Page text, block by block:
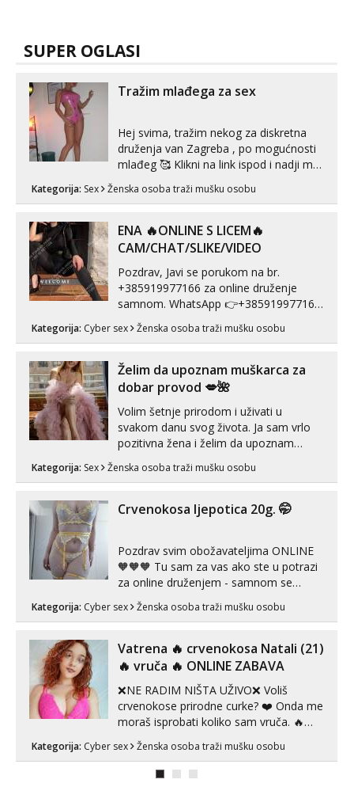
SUPER OGLASI
Tražim mlađega za sex
Hej svima, tražim nekog za diskretna
druženja van Zagreba , po mogućnosti
mlađeg 🥰 Klikni na link ispod i nadji me
Kategorija: Sex Ženska osoba traži mušku osobu
ENA 🔥ONLINE S LICEM🔥
CAM/CHAT/SLIKE/VIDEO
Pozdrav, Javi se porukom na br.
+385919977166 za online druženje
samnom. WhatsApp 👉+385919977166
Telegram 👉@enafriedrichkis Radim
videopozive s licem, solo i s partnerom,
kombinacije halteri, haljine, štikle,
samostojeće itd. Nudim svakakva videa
seksa, puš...
Kategorija: Cyber sex Ženska osoba traži mušku osobu
Želim da upoznam muškarca za
dobar provod 💋🌺
Volim šetnje prirodom i uživati u
svakom danu svog života. Ja sam vrlo
pozitivna žena i želim da upoznam
može i nešto više.💋🌺 Klikni na link
Kategorija: Sex Ženska osoba traži mušku osobu
Crvenokosa ljepotica 20g. 🤭
Pozdrav svim obožavateljima ONLINE
🧡🧡🧡 Tu sam za vas ako ste u potrazi
za online druženjem - samnom se
možete zabaviti preko videopoziva, ili
ako vam nisam dovoljna radim i u paru i
😉 Radim i vruća tipkanja uz slike i hot
line pozive. Za vas sam pripremila ...
Kategorija: Cyber sex Ženska osoba traži mušku osobu
Vatrena ‎️‍🔥 crvenokosa Natali (21)
‎️‍🔥 vruča‎ ️‍🔥 ONLINE ZABAVA
❌NE RADIM NIŠTA UŽIVO❌ Voliš
crvenokose prirodne curke? ❤️ Onda me
moraš isprobati koliko sam vruča.‎ ️‍🔥
MLADA vražica koja ima 100%
prorodne grudi, 💦 Misli su mi uvijek
prljave i u svemu vidim samo užitak. 💦
Kategorija: Cyber sex Ženska osoba traži mušku osobu